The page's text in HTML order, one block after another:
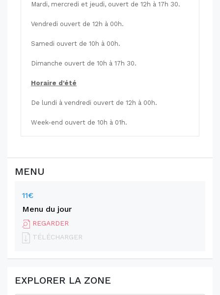
Mardi, mercredi et jeudi, ouvert de 12h à 17h 30.
Vendredi ouvert de 12h à 00h.
Samedi ouvert de 10h à 00h.
Dimanche ouvert de 10h à 17h 30.
Horaire d'été
De lundi à vendredi ouvert de 12h à 00h.
Week-end ouvert de 10h à 01h.
MENU
11€
Menu du jour
REGARDER
TÉLÉCHARGER
EXPLORER LA ZONE